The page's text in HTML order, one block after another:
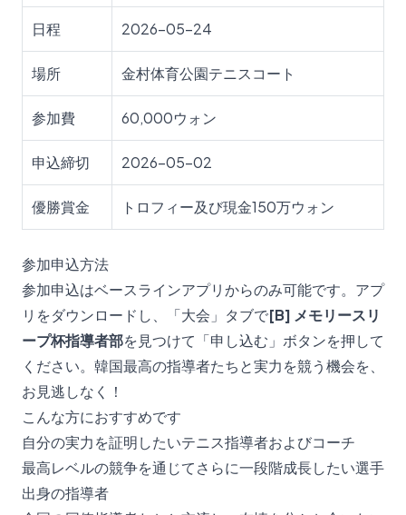
日程 2026-05-24
場所 金村体育公園テニスコート
参加費 60,000ウォン
申込締切 2026-05-02
優勝賞金 トロフィー及び現金150万ウォン
参加申込方法
参加申込はベースラインアプリからのみ可能です。アプ
リをダウンロードし、「大会」タブで[B] メモリースリ
ープ杯指導者部を見つけて「申し込む」ボタンを押して
ください。韓国最高の指導者たちと実力を競う機会を、
お見逃しなく！
こんな方におすすめです
自分の実力を証明したいテニス指導者およびコーチ
最高レベルの競争を通じてさらに一段階成長したい選手
出身の指導者